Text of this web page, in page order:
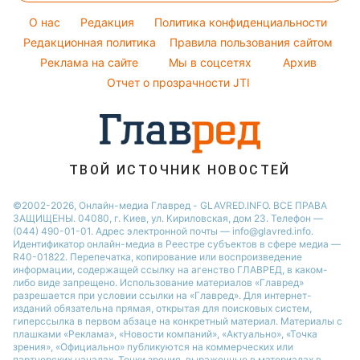
Легкие десерты
Напитки
Праздничное меню
Погода на сегодня
Погода на завтра
Пылевая буря
O нас Редакция
Политика конфиденциальности
Редакционная политика
Правила пользования сайтом
Реклама на сайте
Мы в соцсетях
Архив
Отчет о прозрачности JTI
ТВОЙ ИСТОЧНИК НОВОСТЕЙ
©2002-2026, Онлайн-медиа Главред - GLAVRED.INFO. ВСЕ ПРАВА
ЗАЩИЩЕНЫ. 04080, г. Киев, ул. Кириловская, дом 23. Телефон —
(044) 490-01-01. Адрес электронной почты — info@glavred.info.
Идентификатор онлайн-медиа в Реестре cубъектов в сфере медиа —
R40-01822. Перепечатка, копирование или воспроизведение
информации, содержащей ссылку на агенство ГЛАВРЕД, в каком-
либо виде запрещено. Использование материалов «Главред»
разрешается при условии ссылки на «Главред». Для интернет-
изданий обязательна прямая, открытая для поисковых систем,
гиперссылка в первом абзаце на конкретный материал. Материалы с
плашками «Реклама», «Новости компаний», «Актуально», «Точка
зрения», «Официально» публикуются на коммерческих или